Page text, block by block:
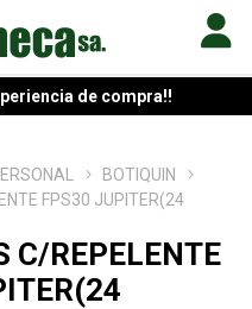
de compra!!
BOTIQUIN
FPS30 JUPITER(24
C/REPELENTE